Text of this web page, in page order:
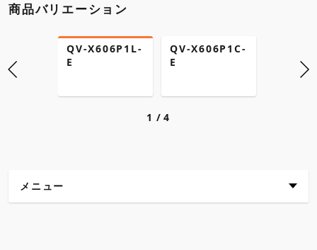
商品バリエーション
QV-X606P1L-
E
QV-X606P1C-
E
1 4
メニュー